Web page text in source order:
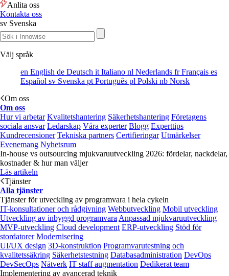
Anlita oss
Kontakta oss
sv Svenska
Välj språk
en English de Deutsch it Italiano nl Nederlands frFrançais es
Español sv Svenska pt Português pl Polski nb Norsk
Om oss
Om oss
Hur vi arbetar Kvalitetshantering Säkerhetshantering Företagens
sociala ansvar Ledarskap Våra experter Blogg Experttips
Kundrecensioner Tekniska partners Certifieringar Utmärkelser
Evenemang Nyhetsrum
In-house vs outsourcing mjukvaruutveckling 2026: fördelar, nackdelar,
kostnader & hur man väljer
Läs artikeln
Tjänster
Alla tjänster
Tjänster för utveckling av programvara i hela cykeln
IT-konsultationer och rådgivning Webbutveckling Mobil utveckling
Utveckling av inbyggd programvara Anpassad mjukvaruutveckling
MVP-utveckling Cloud development ERP-utveckling Stöd för
stordatorer Modernisering
UI/UX design 3D-konstruktion Programvarutestning och
kvalitetssäkring Säkerhetstestning Databasadministration DevOps
DevSecOps Nätverk IT staff augmentation Dedikerat team
Implementering av avancerad teknik